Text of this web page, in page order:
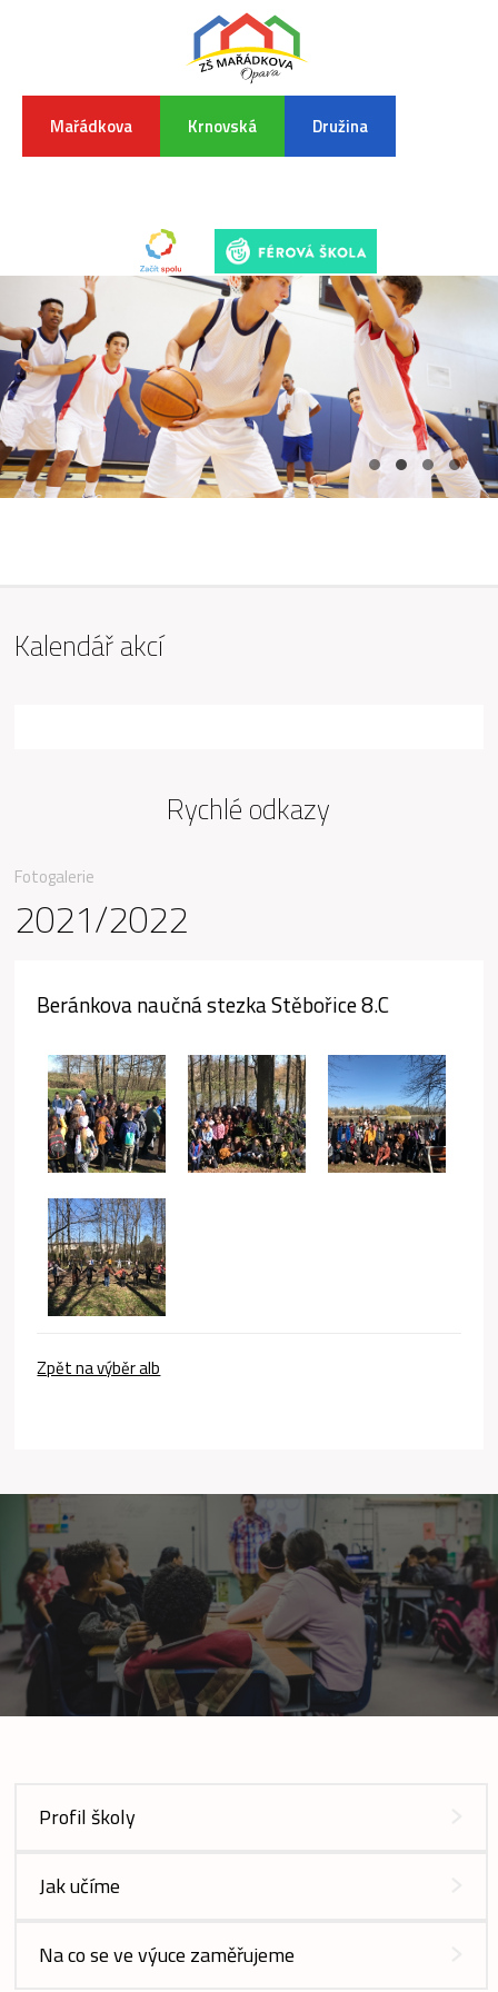
Mařádkova Krnovská Družina
Fotogalerie
2021/2022
Beránkova naučná stezka Stěbořice 8.C
Zpět na výběr alb
Kalendář akcí
Rychlé odkazy
Profil školy
Jak učíme
Na co se ve výuce zaměřujeme